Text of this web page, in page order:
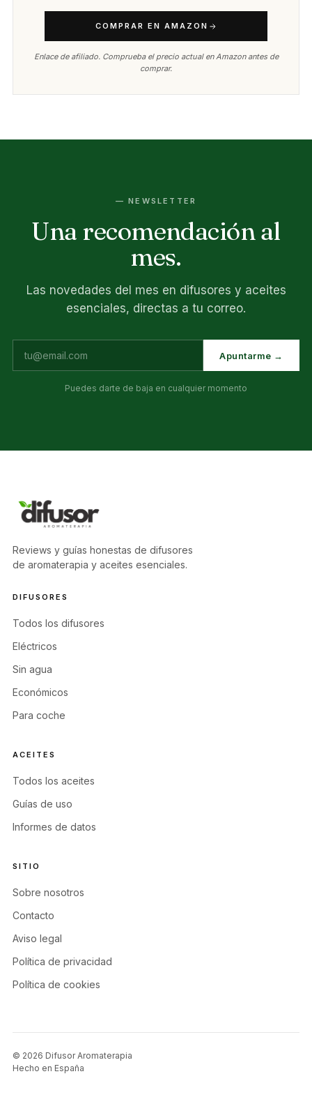
COMPRAR EN AMAZON
Enlace de afiliado. Comprueba el precio actual en Amazon antes de
comprar.
— NEWSLETTER
Una recomendación al
mes.
Las novedades del mes en difusores y aceites
esenciales, directas a tu correo.
Apuntarme →
Puedes darte de baja en cualquier momento
Reviews y guías honestas de difusores
de aromaterapia y aceites esenciales.
DIFUSORES
Todos los difusores
Eléctricos
Sin agua
Económicos
Para coche
ACEITES
Todos los aceites
Guías de uso
Informes de datos
SITIO
Sobre nosotros
Contacto
Aviso legal
Política de privacidad
Política de cookies
© 2026 Difusor Aromaterapia
Hecho en España